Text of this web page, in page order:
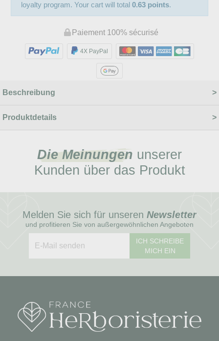
loyalty program. Your cart will total0.63 points.
Paiement 100% sécurisé
4X PayPal
Beschreibung
Produktdetails
Die Meinungen unserer
Kunden über das Produkt
Melden Sie sich für unseren Newsletter
und profitieren Sie von außergewöhnlichen Angeboten
ICH SCHREIBE
MICH EIN